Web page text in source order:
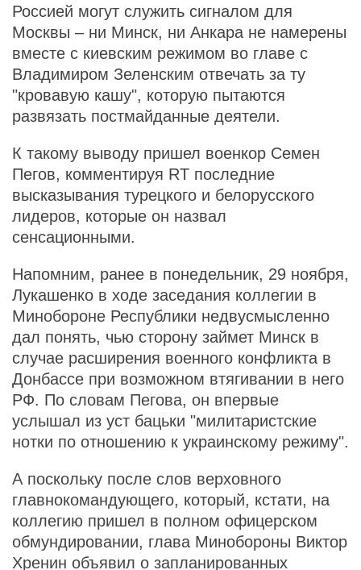
Россией могут служить сигналом для
Москвы – ни Минск, ни Анкара не намерены
вместе с киевским режимом во главе с
Владимиром Зеленским отвечать за ту
"кровавую кашу", которую пытаются
развязать постмайданные деятели.
К такому выводу пришел военкор Семен
Пегов, комментируя RT последние
высказывания турецкого и белорусского
лидеров, которые он назвал
сенсационными.
Напомним, ранее в понедельник, 29 ноября,
Лукашенко в ходе заседания коллегии в
Минобороне Республики недвусмысленно
дал понять, чью сторону займет Минск в
случае расширения военного конфликта в
Донбассе при возможном втягивании в него
РФ. По словам Пегова, он впервые
услышал из уст бацьки "милитаристские
нотки по отношению к украинскому режиму".
А поскольку после слов верховного
главнокомандующего, который, кстати, на
коллегию пришел в полном офицерском
обмундировании, глава Минобороны Виктор
Хренин объявил о запланированных